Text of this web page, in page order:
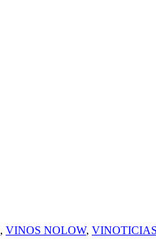
, VINOS NOLOW, VINOTICIAS